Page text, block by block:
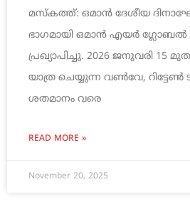
മസ്‌കത്ത്: ഒമാൻ ദേശീയ
ഭാഗമായി ഒമാൻ എയർ
പ്രഖ്യാപിച്ചു. 2026 ജനുവരി 15
യാത്ര ചെയ്യുന്ന വൺവേ, റിട്ടേൺ
ശതമാനം വരെ
READ MORE »
November 20, 2025